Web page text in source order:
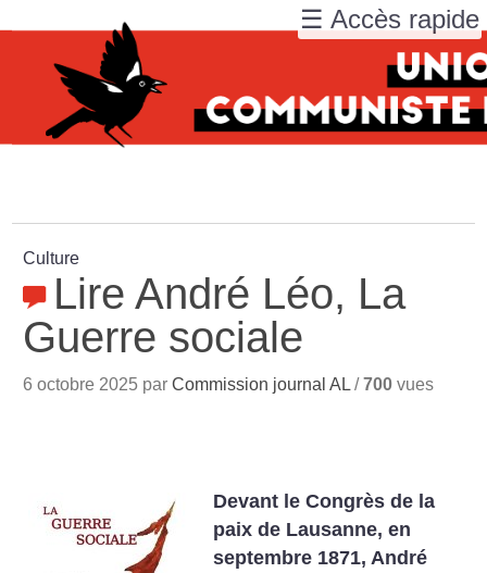
Culture
Lire André Léo, La
Guerre sociale
6 octobre 2025 parCommission journal AL /700 vues
Devant le Congrès de la
paix de Lausanne, en
septembre 1871, André
☰ Accès rapide